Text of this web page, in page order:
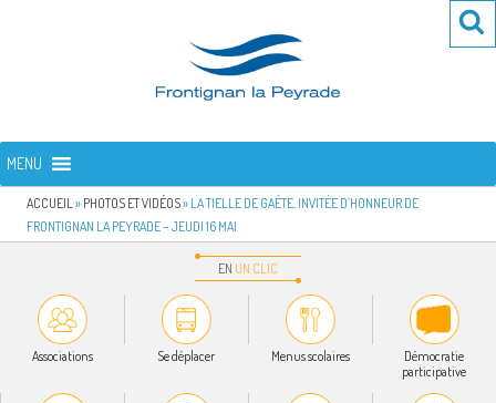
FRONTIGNAN LA PEYRADE
MENU
ACCUEIL » PHOTOS ET VIDÉOS» LA TIELLE DE GAÈTE, INVITÉE D’HONNEUR DE
FRONTIGNAN LA PEYRADE – JEUDI 16 MAI
EN UN CLIC
Associations Se déplacer Menus scolaires
Démocratie
participative